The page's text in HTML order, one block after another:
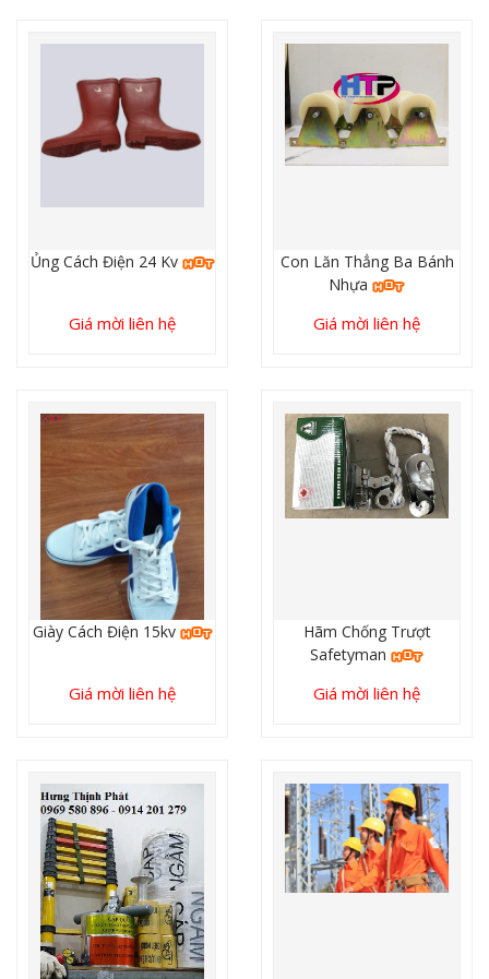
Ủng Cách Điện 24 Kv
Giá mời liên hệ
Con Lăn Thẳng Ba Bánh
Nhựa
Giá mời liên hệ
Giày Cách Điện 15kv
Giá mời liên hệ
Hãm Chống Trượt
Safetyman
Giá mời liên hệ